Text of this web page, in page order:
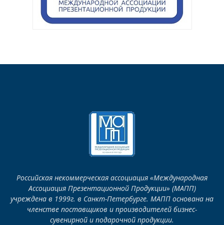
Российская некоммерческая ассоциация «Международная
Ассоциация Презентационной Продукции» (МАПП)
учреждена в 1999г. в Санкт-Петербурге. МАПП основана на
членстве поставщиков и производителей бизнес-
сувенирной и подарочной продукции.